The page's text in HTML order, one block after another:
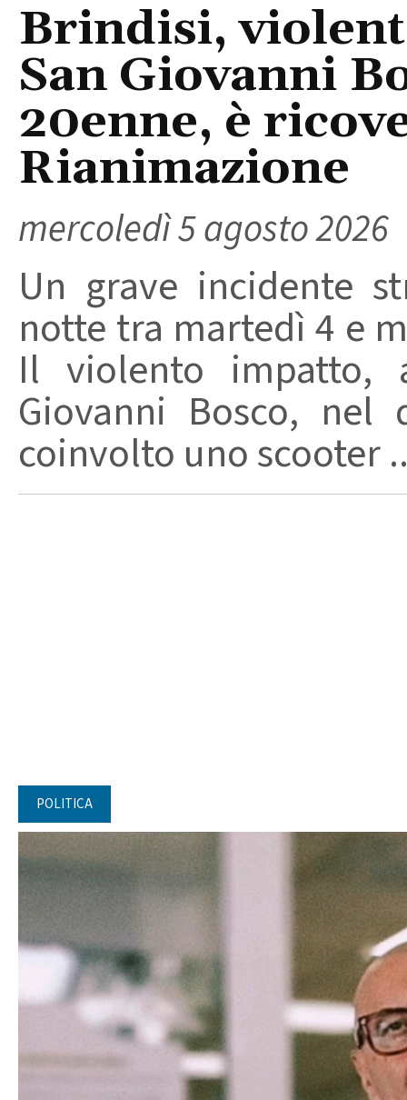
Brindisi,
San Giovanni
20enne, è
Rianimazione
mercoledì 5 agosto 2026
Un grave incidente
notte tra martedì 4 e
Il violento impatto,
Giovanni Bosco, nel
coinvolto uno scooter
POLITICA